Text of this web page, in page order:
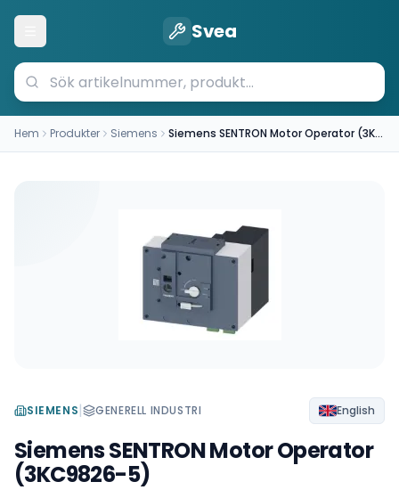
Öppna meny Svea
Hem Produkter Siemens Siemens SENTRON Motor Operator (3KC9826-5)
SIEMENS| GENERELL INDUSTRI English
Siemens SENTRON Motor Operator
(3KC9826-5)